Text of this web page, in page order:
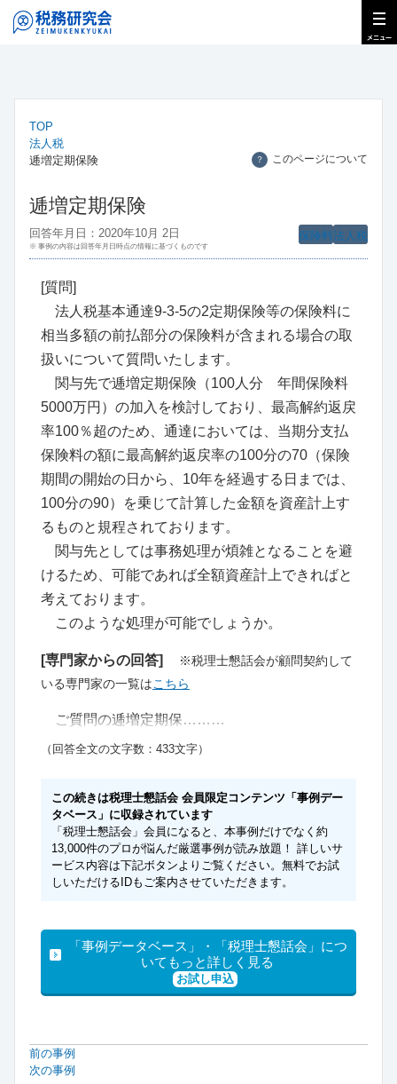
TOP
法人税
逓増定期保険
？ このページについて
逓増定期保険
法人税
保険料
回答年月日：2020年10月 2日
※ 事例の内容は回答年月日時点の情報に基づくものです
[質問]
法人税基本通達9-3-5の2定期保険等の保険料に
相当多額の前払部分の保険料が含まれる場合の取
扱いについて質問いたします。
関与先で逓増定期保険（100人分 年間保険料
5000万円）の加入を検討しており、最高解約返戻
率100％超のため、通達においては、当期分支払
保険料の額に最高解約返戻率の100分の70（保険
期間の開始の日から、10年を経過する日までは、
100分の90）を乗じて計算した金額を資産計上す
るものと規程されております。
関与先としては事務処理が煩雑となることを避
けるため、可能であれば全額資産計上できればと
考えております。
このような処理が可能でしょうか。
[専門家からの回答]
※税理士懇話会が顧問契約して
いる専門家の一覧はこちら
ご質問の逓増定期保………
（回答全文の文字数：433文字）
この続きは税理士懇話会 会員限定コンテンツ「事例デー
タベース」に収録されています
「税理士懇話会」会員になると、本事例だけでなく約
13,000件のプロが悩んだ厳選事例が読み放題！ 詳しいサ
ービス内容は下記ボタンよりご覧ください。無料でお試
しいただけるIDもご案内させていただきます。
「事例データベース」・「税理士懇話会」につ
いてもっと詳しく見る
お試し申込
前の事例
次の事例